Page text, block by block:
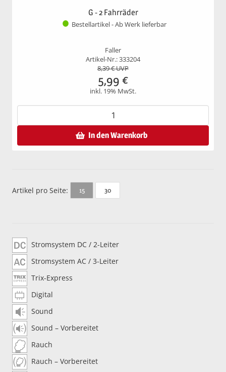
G - 2 Fahrräder
Bestellartikel - Ab Werk lieferbar
Faller
Artikel-Nr.: 333204
8,39€ UVP
5,99 €
inkl. 19% MwSt.
In den Warenkorb
Artikel pro Seite: 15 30
Stromsystem DC / 2-Leiter
Stromsystem AC / 3-Leiter
Trix-Express
Digital
Sound
Sound – Vorbereitet
Rauch
Rauch – Vorbereitet